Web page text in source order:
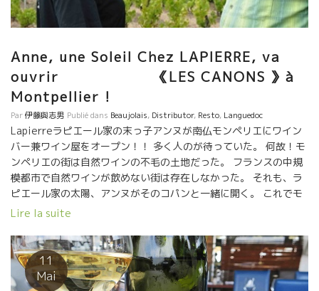
Anne, une Soleil Chez LAPIERRE, va
ouvrir 《LES CANONS 》à
Montpellier !
Par伊藤與志男 Publié dans Beaujolais, Distributor, Resto, Languedoc
Lapierreラピエール家の末っ子アンヌが南仏モンペリエにワイン
バー兼ワイン屋をオープン！！ 多く人のが待っていた。 何故！モ
ンペリエの街は自然ワインの不毛の土地だった。 フランスの中規
模都市で自然ワインが飲めない街は存在しなかった。 それも、ラ
ピエール家の太陽、アンヌがそのコパンと一緒に開く。 これでモ
ンペリエの街に行く楽しみができた！！ ALEEZ GO ！！
Lire la suite
11
Mai